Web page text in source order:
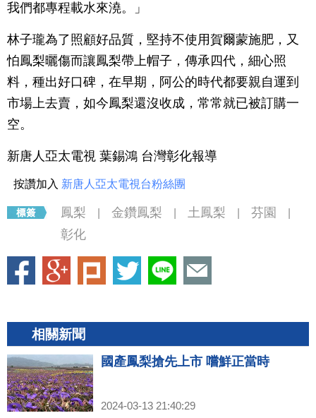
我們都專程載水來澆。」
林子瓏為了照顧好品質，堅持不使用賀爾蒙施肥，又
怕鳳梨曬傷而讓鳳梨帶上帽子，傳承四代，細心照
料，種出好口碑，在早期，阿公的時代都要親自運到
市場上去賣，如今鳳梨還沒收成，常常就已被訂購一
空。
新唐人亞太電視 葉錫鴻 台灣彰化報導
按讚加入 新唐人亞太電視台粉絲團
鳳梨 金鑽鳳梨 土鳳梨 芬園
彰化
相關新聞
國產鳳梨搶先上市 嚐鮮正當時
2024-03-13 21:40:29